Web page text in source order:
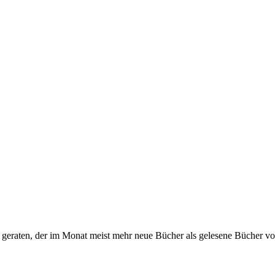
der im Monat meist mehr neue Bücher als gelesene